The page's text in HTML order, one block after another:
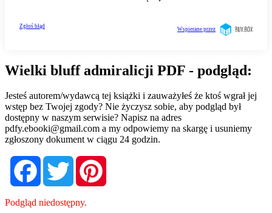
Wielki bluff admiralicji PDF - podgląd:
Jesteś autorem/wydawcą tej książki i zauważyłeś że ktoś wgrał jej
wstęp bez Twojej zgody? Nie życzysz sobie, aby podgląd był
dostępny w naszym serwisie? Napisz na adres
pdfy.ebooki@gmail.com a my odpowiemy na skargę i usuniemy
zgłoszony dokument w ciągu 24 godzin.
FacebookTwitter
Podgląd niedostępny.